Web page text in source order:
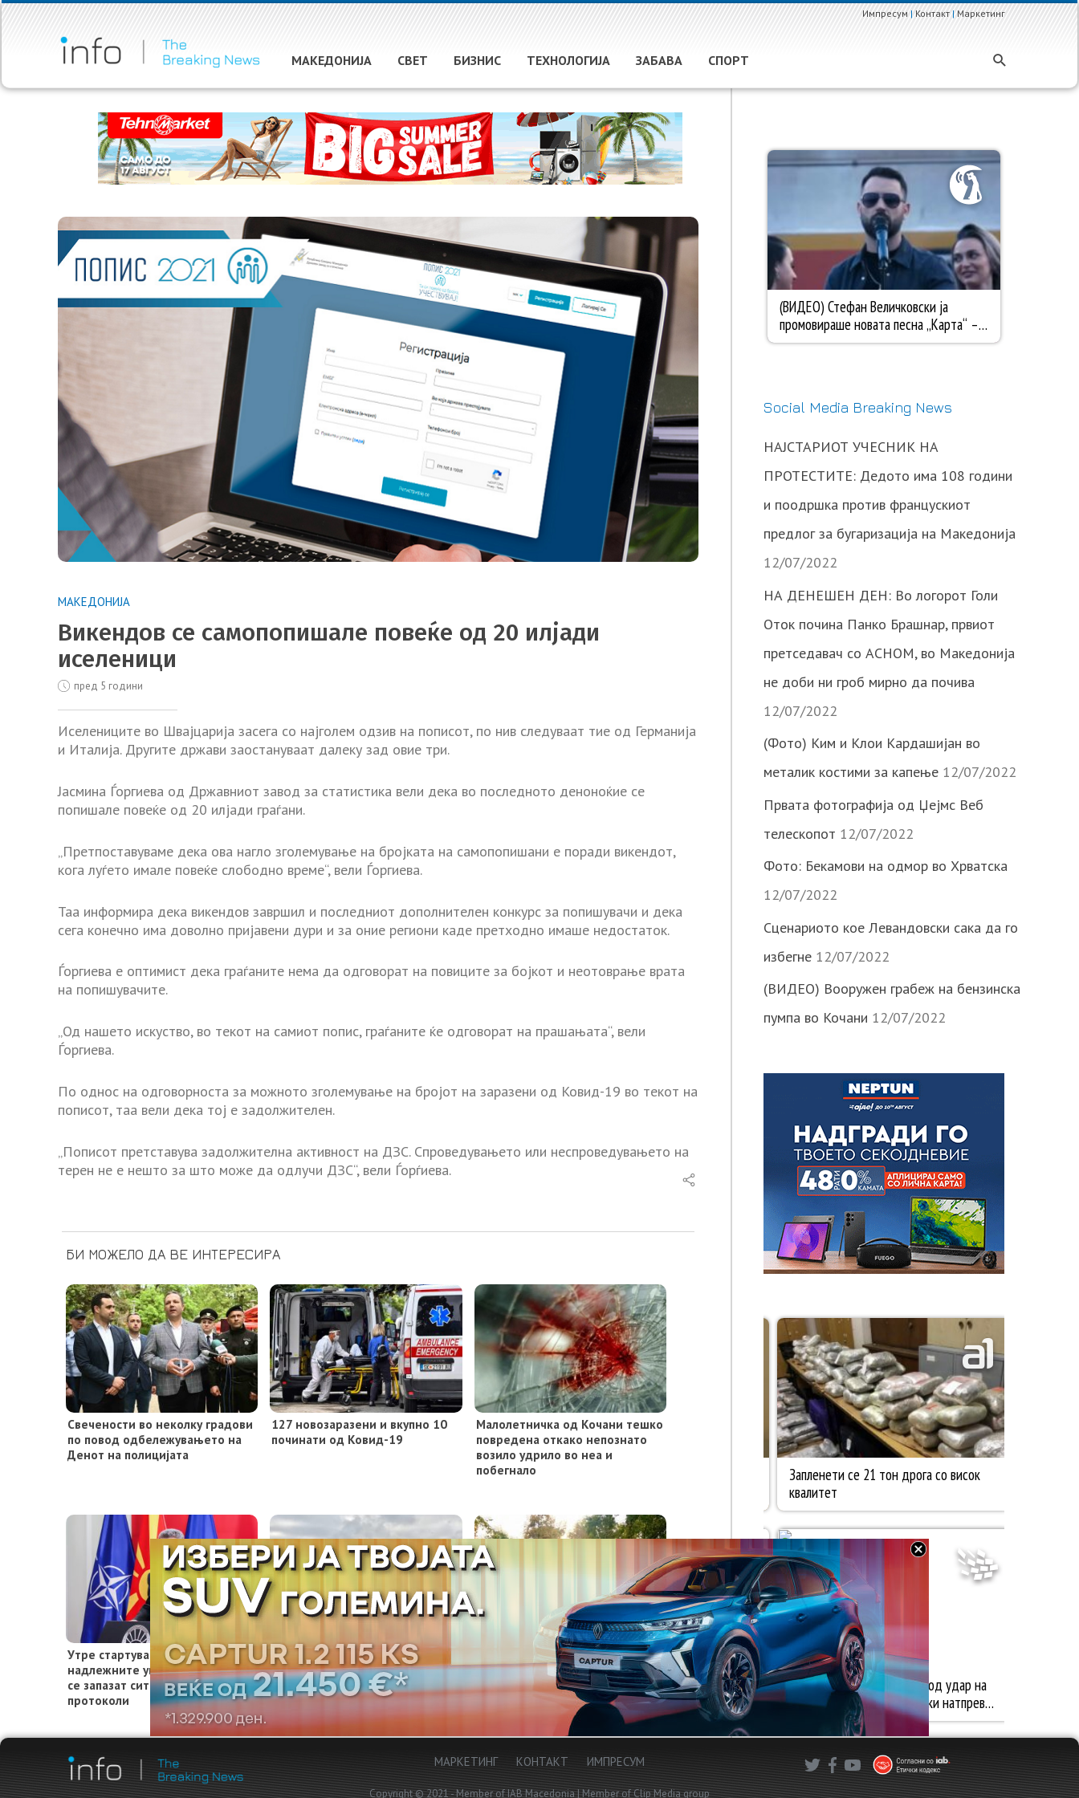
Импресум|Контакт|Маркетинг
МАКЕДОНИЈА СВЕТ БИЗНИС ТЕХНОЛОГИЈА ЗАБАВА СПОРТ
МАКЕДОНИЈА
Викендов се самопопишале повеќе од 20 илјади
иселеници
пред 5 години
Иселениците во Швајцарија засега со најголем одзив на пописот, по нив следуваат тие од Германија
и Италија. Другите држави заостануваат далеку зад овие три.
Јасмина Ѓоргиева од Државниот завод за статистика вели дека во последното деноноќие се
попишале повеќе од 20 илјади граѓани.
„Претпоставуваме дека ова нагло зголемување на бројката на самопопишани е поради викендот,
кога луѓето имале повеќе слободно време“, вели Ѓоргиева.
Таа информира дека викендов завршил и последниот дополнителен конкурс за попишувачи и дека
сега конечно има доволно пријавени дури и за оние региони каде претходно имаше недостаток.
Ѓоргиева е оптимист дека граѓаните нема да одговорат на повиците за бојкот и неотоврање врата
на попишувачите.
„Од нашето искуство, во текот на самиот попис, граѓаните ќе одговорат на прашањата“, вели
Ѓоргиева.
По однос на одговорноста за можното зголемување на бројот на заразени од Ковид-19 во текот на
пописот, таа вели дека тој е задолжителен.
„Пописот претставува задолжителна активност на ДЗС. Спроведувањето или неспроведувањето на
терен не е нешто за што може да одлучи ДЗС“, вели Ѓорѓиева.
БИ МОЖЕЛО ДА ВЕ ИНТЕРЕСИРА
Свечености во неколку градови
по повод одбележувањето на
Денот на полицијата
127 новозаразени и вкупно 10
починати од Ковид-19
Малолетничка од Кочани тешко
повредена откако непознато
возило удрило во неа и
побегнало
Утре стартува пописот,
надлежните уверуваат дека ќе
се запазат сите здравствени
протоколи
ВМРО-ДПМНЕ: Доделувањето
половина милион евра само на
општина Арачиново е
скандалозно
Утре променливо облачно
време, од сабота снег на
планините
Social Media Breaking News
НАЈСТАРИОТ УЧЕСНИК НА
ПРОТЕСТИТЕ: Дедото има 108 години
и поодршка против францускиот
предлог за бугаризација на Македонија
12/07/2022
НА ДЕНЕШЕН ДЕН: Во логорот Голи
Оток почина Панко Брашнар, првиот
претседавач со АСНОМ, во Македонија
не доби ни гроб мирно да почива
12/07/2022
(Фото) Ким и Клои Кардашијан во
металик костими за капење 12/07/2022
Првата фотографија од Џејмс Веб
телескопот 12/07/2022
Фото: Бекамови на одмор во Хрватска
12/07/2022
Сценариото кое Левандовски сака да го
избегне 12/07/2022
(ВИДЕО) Вооружен грабеж на бензинска
пумпа во Кочани 12/07/2022
МАРКЕТИНГ КОНТАКТ ИМПРЕСУМ
Copyright © 2021 - Member of IAB Macedonia | Member of Clip Media group